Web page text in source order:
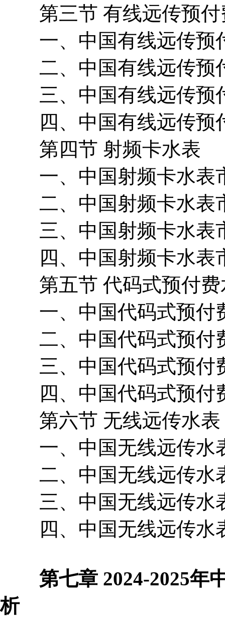
第三节 有线远传预付
一、中国有线远传预
二、中国有线远传预
三、中国有线远传预
四、中国有线远传预
第四节 射频卡水表
一、中国射频卡水表
二、中国射频卡水表
三、中国射频卡水表
四、中国射频卡水表
第五节 代码式预付费
一、中国代码式预付
二、中国代码式预付
三、中国代码式预付
四、中国代码式预付
第六节 无线远传水表
一、中国无线远传水
二、中国无线远传水
三、中国无线远传水
四、中国无线远传水
第七章 2024-2025年
析